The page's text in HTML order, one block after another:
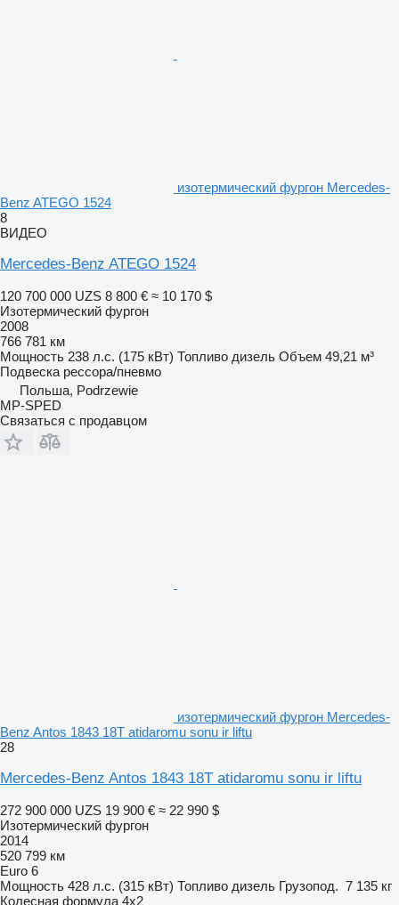
изотермический фургон Mercedes-
Benz ATEGO 1524
8
ВИДЕО
Mercedes-Benz ATEGO 1524
120 700 000 UZS 8 800 € ≈ 10 170 $
Изотермический фургон
2008
766 781 км
Мощность 238 л.с. (175 кВт) Топливо дизель Объем 49,21 м³
Подвеска рессора/пневмо
Польша, Podrzewie
MP-SPED
Связаться с продавцом
изотермический фургон Mercedes-
Benz Antos 1843 18T atidaromu sonu ir liftu
28
Mercedes-Benz Antos 1843 18T atidaromu sonu ir liftu
272 900 000 UZS 19 900 € ≈ 22 990 $
Изотермический фургон
2014
520 799 км
Euro 6
Мощность 428 л.с. (315 кВт) Топливо дизель Грузопод. 7 135 кг
Колесная формула 4x2